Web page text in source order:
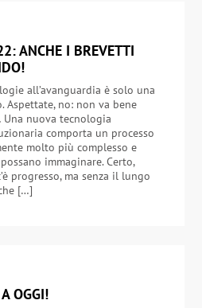
ANCHE I BREVETTI
all’avanguardia è solo una
Aspettate, no: non va bene
nuova tecnologia
comporta un processo
molto più complesso e
immaginare. Certo,
progresso, ma senza il lungo
[…]
OGGI!